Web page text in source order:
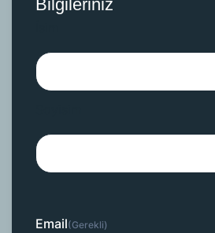
Bilgileriniz
Email(Gerekli)